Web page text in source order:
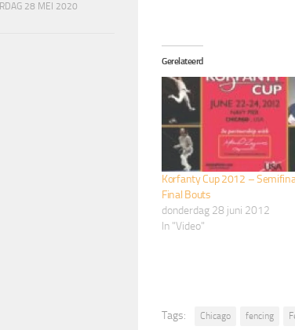
Gerelateerd
Korfanty Cup 2012 –
Final Bouts
donderdag 28 juni 2012
In "Video"
Tags: Chicago fencing
28 MEI 2020